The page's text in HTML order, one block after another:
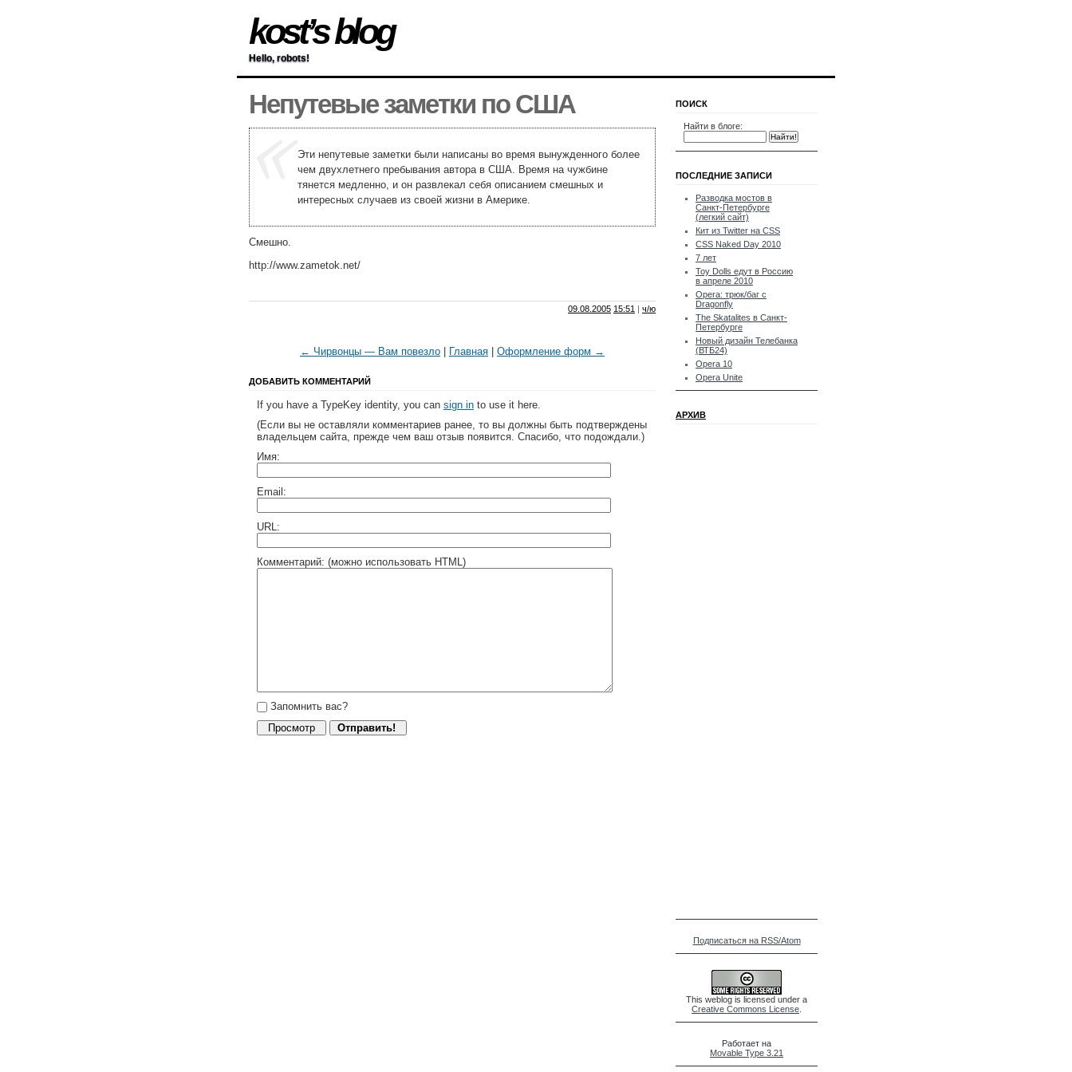
kost’s blog
Hello, robots!
Непутевые заметки по США
Эти непутевые заметки были написаны во время вынужденного более
чем двухлетнего пребывания автора в США. Время на чужбине
тянется медленно, и он развлекал себя описанием смешных и
интересных случаев из своей жизни в Америке.
Смешно.
http://www.zametok.net/
09.08.2005 15:51 | ч/ю
← Чирвонцы — Вам повезло Главная Оформление форм →
ДОБАВИТЬ КОММЕНТАРИЙ
If you have a TypeKey identity, you can sign in to use it here.
(Если вы не оставляли комментариев ранее, то вы должны быть подтверждены
владельцем сайта, прежде чем ваш отзыв появится. Спасибо, что подождали.)
Имя:
Email:
URL:
Комментарий: (можно использовать HTML)
Запомнить вас?
ПОИСК
Найти в блоге:
ПОСЛЕДНИЕ ЗАПИСИ
Разводка мостов в
Санкт-Петербурге
(легкий сайт)
Кит из Twitter на CSS
CSS Naked Day 2010
7 лет
Toy Dolls едут в Россию
в апреле 2010
Opera: трюк/баг с
Dragonfly
The Skatalites в Санкт-
Петербурге
Новый дизайн Телебанка
(ВТБ24)
Opera 10
Opera Unite
АРХИВ
Подписаться на RSS/Atom
This weblog is licensed under a
Creative Commons License
Работает на
Movable Type 3.21